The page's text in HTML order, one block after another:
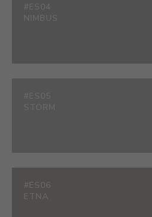
#ES04
NIMBUS
#ES06
ETNA